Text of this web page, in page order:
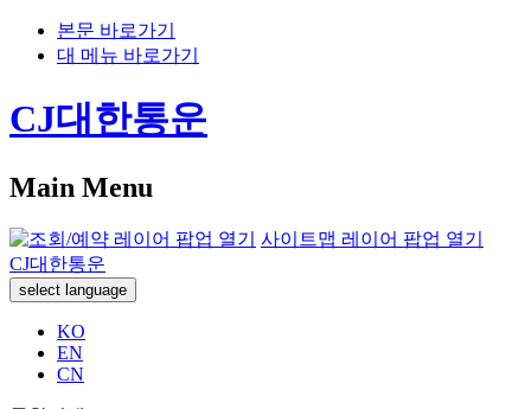
본문 바로가기
대 메뉴 바로가기
CJ대한통운
Main Menu
사이트맵 레이어 팝업 열기
CJ대한통운
select language
KO
EN
CN